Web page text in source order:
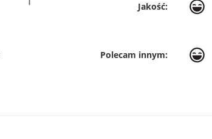
Jakość:
Polecam innym: